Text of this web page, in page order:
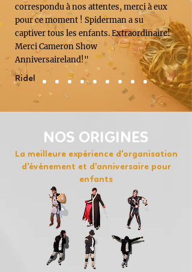
correspondu à nos attentes, merci à eux
pour ce moment ! Spiderman a su
captiver tous les enfants. Extraordinaire!
Merci Cameron Show
Anniversaireland!"
Ridel
NOS ORIGINES
La meilleure expérience d'organisation
d'événement et d'anniversaire pour
enfants